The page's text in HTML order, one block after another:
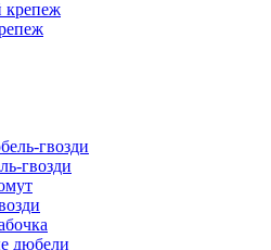
гвозди
дюбели